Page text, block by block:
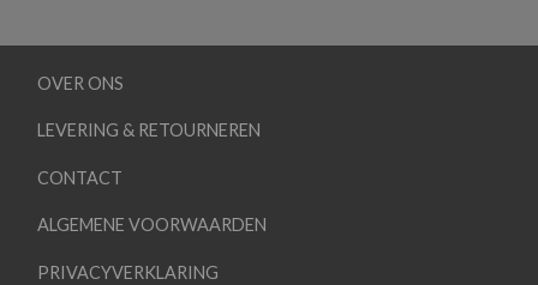
OVER ONS
LEVERING & RETOURNEREN
CONTACT
ALGEMENE VOORWAARDEN
PRIVACYVERKLARING